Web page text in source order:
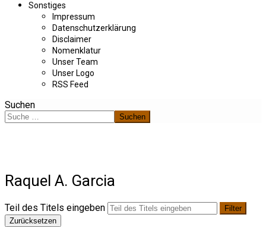
Sonstiges
Impressum
Datenschutzerklärung
Disclaimer
Nomenklatur
Unser Team
Unser Logo
RSS Feed
Suchen
Suchen
Raquel A. Garcia
Teil des Titels eingeben
Filter
Zurücksetzen